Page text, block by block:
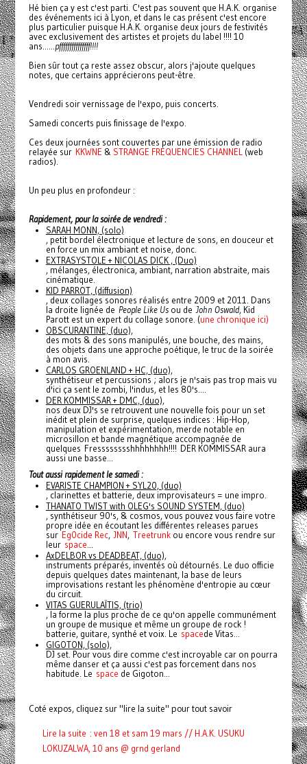
Hé bien ça y est c'est parti. C'est pas souvent que H.A.K. organise
des événements ici à Lyon, et dans le cas présent c'est encore
plus particulier puisque H.A.K. organise deux jours de festivités
avec exclusivement des artistes et projets du label !!!! 10
ans......pfffffffffffffff!!!!
Bien sûr tout ça reste assez obscur, alors j'ajoute quelques
notes, que certains apprécierons peut-être.
Vendredi soir vernissage de l'expo, puis concerts.
Samedi concerts puis finissage de l'expo.
Ces deux journées sont couvertes par une émission de radio
relayée sur KKWNE & STRANGE FREQUENCIES CHANNEL(web
radios).
Un peu plus en profondeur :
Rapidement, pour la soirée de vendredi :
SARAH MONN, (solo)
, petit bordel électronique et lecture de sons, en douceur et
en force un mix ambiant et noise, donc.
EXTRASYSTOLE + NICOLAS DICK , (Duo)
, mélanges, électronica, ambiant, narration abstraite, mais
cinématique.
KID PARROT, (diffusion)
, deux collages sonores réalisés entre 2009 et 2011. Dans
la droite lignée de People Like Usou deJohn Oswald, Kid
Parott est un expert du collage sonore. (une chronique ici)
OBSCURANTINE, (duo),
des mots & des sons manipulés, une bouche, des mains,
des objets dans une approche poétique, le truc de la soirée
à mon avis.
CARLOS GROENLAND + HC, (duo),
synthétiseur et percussions ; alors je n'sais pas trop mais vu
d'ici ça sent le zombi, l'indus, et les 80's....
DER KOMMISSAR + DMC, (duo),
nos deux DJ's se retrouvent une nouvelle fois pour un set
inédit et plein de surprise, quelques indices : Hip-Hop,
manipulation et expérimentation, merde notable en
microsillon et bande magnétique accompagnée de
quelques Fresssssssshhhhhhhh!!!! DER KOMMISSAR aura
aussi une basse...
Tout aussi rapidement le samedi :
EVARISTE CHAMPION + SYL20, (duo)
, clarinettes et batterie, deux improvisateurs = une impro.
THANATO TWIST with OLEG's SOUND SYSTEM, (duo)
, synthétiseur 90's, & cosmos, vous pouvez vous faire votre
propre idée en écoutant les différentes releases parues
sur Eg0cide Rec,JNN, Treetrunkou encore vous rendre sur
leur space...
AxDELBOR vs DEADBEAT, (duo),
instruments préparés, inventés où détournés. Le duo officie
depuis quelques dates maintenant, la base de leurs
improvisations restant les phénomène d'entropie au cœur
du circuit.
VITAS GUERULAÏTIS, (trio)
, la forme la plus proche de ce qu'on appelle communément
un groupe de musique et même un groupe de rock !
batterie, guitare, synthé et voix. Le spacede Vitas...
GIGOTON, (solo),
DJ set. Pour vous dire comme c'est incroyable car on pourra
même danser et ça aussi c'est pas forcement dans nos
habitude. Le space de Gigoton...
Coté expos, cliquez sur "lire la suite" pour tout savoir
Lire la suite : ven 18 et sam 19 mars // H.A.K. USUKU
LOKUZALWA, 10 ans @ grnd gerland